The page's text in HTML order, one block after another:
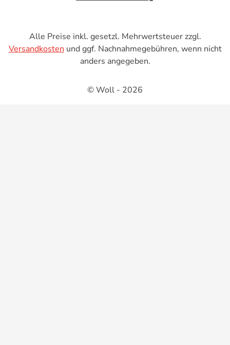
Alle Preise inkl. gesetzl. Mehrwertsteuer zzgl.
Versandkosten und ggf. Nachnahmegebühren, wenn nicht
anders angegeben.
© Woll - 2026